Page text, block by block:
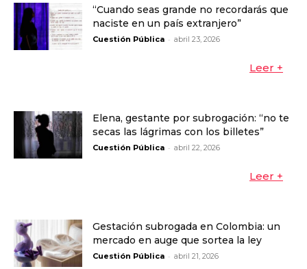
“Cuando seas grande no recordarás que
naciste en un país extranjero”
Cuestión Pública - abril 23, 2026
Leer +
Elena, gestante por subrogación: “no te
secas las lágrimas con los billetes”
Cuestión Pública - abril 22, 2026
Leer +
Gestación subrogada en Colombia: un
mercado en auge que sortea la ley
Cuestión Pública - abril 21, 2026